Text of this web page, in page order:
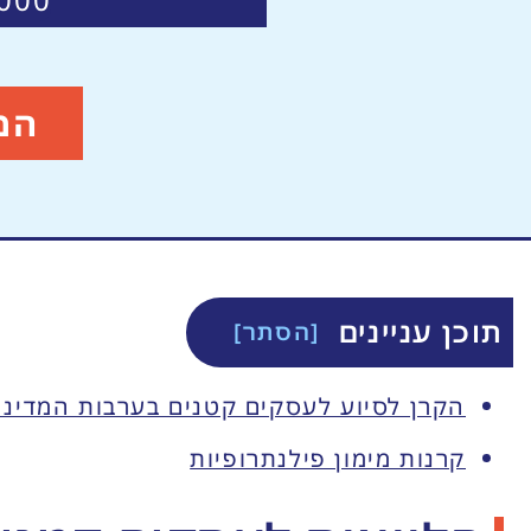
תוכן עניינים
הקרן לסיוע לעסקים קטנים בערבות
קרנות מימון פילנתרופיות